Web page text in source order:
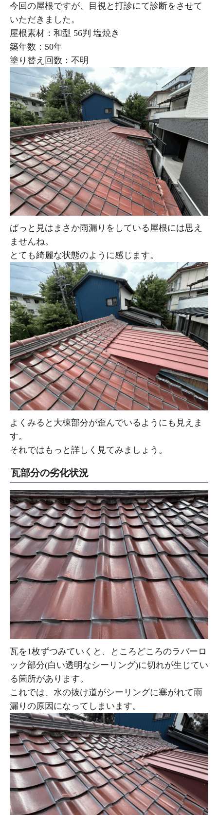
今回の屋根ですが、目視と打診にて診断をさせて
いただきました。
屋根素材：和型 56判 塩焼き
築年数：50年
塗り替え回数：不明
ぱっと見はまさか雨漏りをしている屋根には思え
ませんね。
とても綺麗な状態のように感じます。
よくみると大棟部分が歪んでいるようにも見えま
す。
それではもっと詳しく見てみましょう。
瓦部分の劣化状況
瓦を1枚ずつみていくと、ところどころのラバーロ
ック部分(白い透明なシーリング)に切れが生じてい
る箇所があります。
これでは、水の抜け道がシーリングに塞がれて雨
漏りの原因になってしまいます。